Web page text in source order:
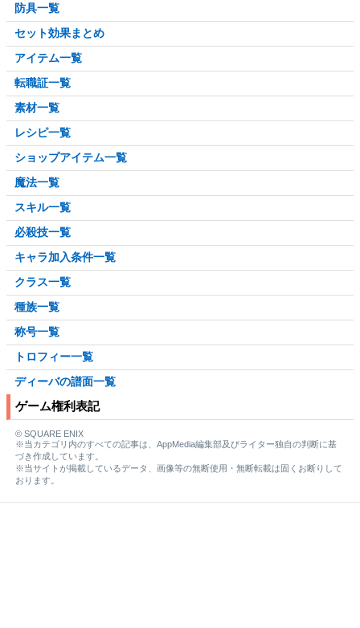
防具一覧
セット効果まとめ
アイテム一覧
転職証一覧
素材一覧
レシピ一覧
ショップアイテム一覧
魔法一覧
スキル一覧
必殺技一覧
キャラ加入条件一覧
クラス一覧
種族一覧
称号一覧
トロフィー一覧
ディーバの譜面一覧
ゲーム権利表記
© SQUARE ENIX
※当カテゴリ内のすべての記事は、AppMedia編集部及びライター独自の判断に基
づき作成しています。
※当サイトが掲載しているデータ、画像等の無断使用・無断転載は固くお断りして
おります。